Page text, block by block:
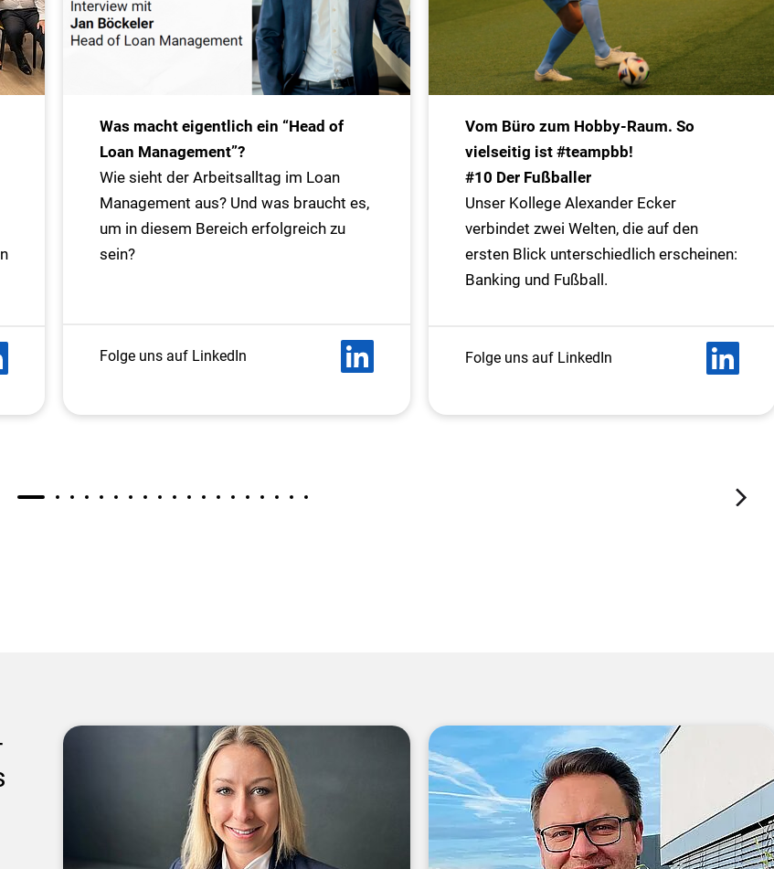
Was macht eigentlich ein “Head of
Loan Management”?
Wie sieht der Arbeitsalltag im Loan
Management aus? Und was braucht es,
um in diesem Bereich erfolgreich zu
sein?
Folge uns auf LinkedIn
Vom Büro zum Hobby-Raum. So
vielseitig ist #teampbb!
#10 Der Fußballer
Unser Kollege Alexander Ecker
verbindet zwei Welten, die auf den
ersten Blick unterschiedlich erscheinen:
Banking und Fußball.
Folge uns auf LinkedIn